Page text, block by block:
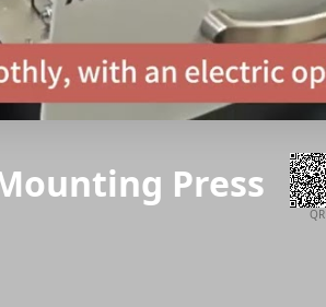
Press
QR